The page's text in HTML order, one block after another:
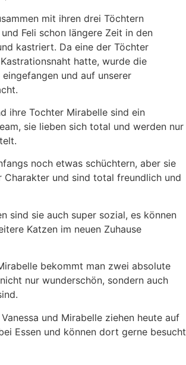
mit ihren drei Töchtern
Feli schon längere Zeit in den
kastriert. Da eine der Töchter
hatte, wurde die
und auf unserer
ihre Tochter Mirabelle sind ein
sie lieben sich total und werden nur
noch etwas schüchtern, aber sie
Charakter und sind total freundlich und
sind sie auch super sozial, es können
Katzen im neuen Zuhause
bekommt man zwei absolute
nur wunderschön, sondern auch
und Mirabelle ziehen heute auf
Essen und können dort gerne besucht